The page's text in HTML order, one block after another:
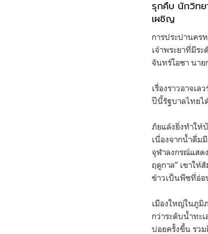
รุกคืบ นักวิทย
เผชิญ
การประปานคร
เจ้าพระยาที่มีร
จันทร์โอชา นาย
เรื่องราวอาจเ
ปีนี้รัฐบาลไทยไ
ภัยแล้งยิ่งทำให้
เนื่องจากน้ำดื่ม
จุฬาลงกรณ์แสด
ฤดูกาล” เขาให้
ข้าวเป็นพืชที่อ่อ
เมืองใหญ่ในภูมิ
กว่าระดับน้ำทะ
บ่อยครั้งขึ้น รว